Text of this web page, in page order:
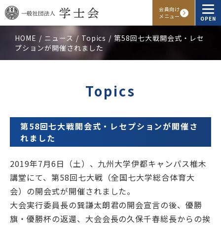
会員向け
メニュー
OPEN
学士会概要
会員向けサービス
アクセス よくある質問 お問い合わせ
FacebookInstagramLINE
HOME ニュース Topics
第58回七大戦開会式・レセ
プションが開催されました
Topics
第58回七大戦開会式・レセプションが開催さ
れました
2019年7月6日（土）、九州大学伊都キャンパス椎木
講堂にて、第58回七大戦（全国七大学総合体育大
会）の開会式が開催されました。
大会実行委員長の巽謙太朗君の開会宣言の後、優勝
旗・優勝杯の返還、大会会長の久保千春総長からの挨